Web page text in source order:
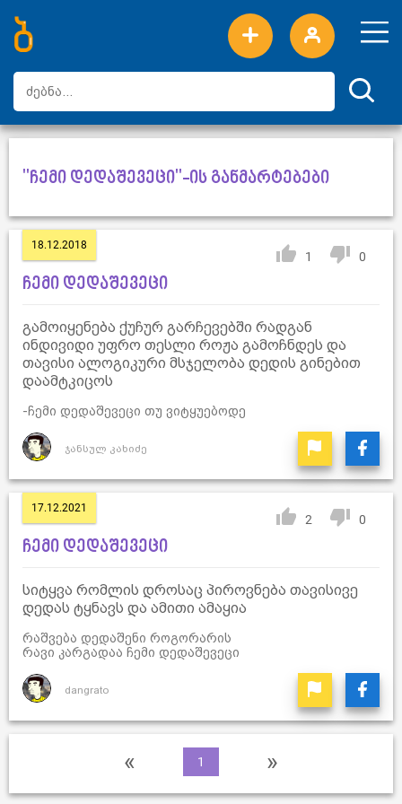
ახალი სიტყვები
ტოპ სიტყვები
დღის ტოპ სიტყვები
ტოპ მომხმარებლები
"ჩემი დედაშევეცი"-ის განმარტებები
18.12.2018
1 0
ჩემი დედაშევეცი
გამოიყენება ქუჩურ გარჩევებში რადგან
ინდივიდი უფრო თესლი როჟა გამოჩნდეს და
თავისი ალოგიკური მსჯელობა დედის გინებით
დაამტკიცოს
-ჩემი დედაშევეცი თუ ვიტყუებოდე
ჯანსულ კახიძე
17.12.2021
2 0
ჩემი დედაშევეცი
სიტყვა რომლის დროსაც პიროვნება თავისივე
დედას ტყნავს და ამითი ამაყია
რაშვება დედაშენი როგორარის
რავი კარგადაა ჩემი დედაშევეცი
dangrato
« 1 »